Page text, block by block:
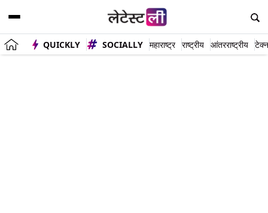
QUICKLY SOCIALLY महाराष्ट्र राष्ट्रीय आंतरराष्ट्रीय